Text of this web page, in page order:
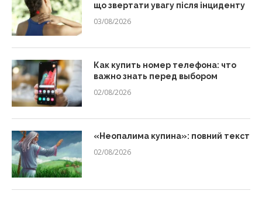
що звертати увагу після інциденту
03/08/2026
Как купить номер телефона: что
важно знать перед выбором
02/08/2026
«Неопалима купина»: повний текст
02/08/2026